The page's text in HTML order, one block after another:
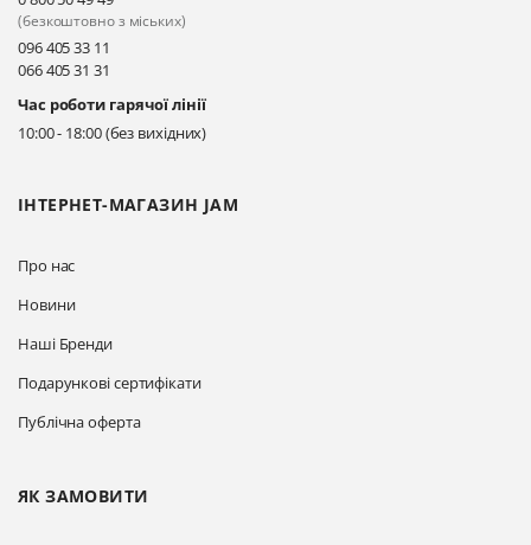
Прокласти маршрут
Київ, вул. Драгоманова 31-д
Прокласти маршрут
ІНТЕРНЕТ-МАГАЗИН JAM
Про нас
Новини
Наші Бренди
Подарункові сертифікати
Публічна оферта
ЯК ЗАМОВИТИ
(безкоштовно з міських)
096 405 33 11
066 405 31 31
Час роботи гарячої лінії
10:00 - 18:00 (без вихідних)